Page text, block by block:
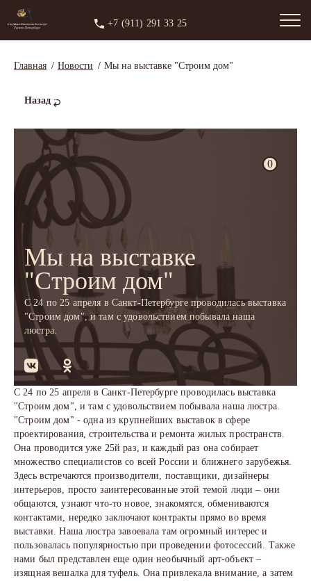
+7 (911) 291 33 25
0
Главная Новости Мы на выставке "Строим дом"
Назад
Мы на выставке
"Строим дом"
С 24 по 25 апреля в Санкт-Петербурге проводилась выставка
"Строим дом", и там с удовольствием побывала наша
люстра.
С 24 по 25 апреля в Санкт-Петербурге проводилась выставка
"Строим дом", и там с удовольствием побывала наша люстра.
"Строим дом" - одна из крупнейших выставок в сфере
проектирования, строительства и ремонта жилых пространств.
Она проводится уже 25й раз, и каждый раз она собирает
множество специалистов со всей России и ближнего зарубежья.
Здесь встречаются производители, поставщики, дизайнеры
интерьеров, просто заинтересованные этой темой люди – они
общаются, узнают что-то новое, знакомятся, обмениваются
контактами, нередко заключают контракты прямо во время
выставки. Наша люстра завоевала там огромный интерес и
пользовалась популярностью при проведении фотосессий. Также
нами был представлен еще один необычный арт-объект –
изящная вешалка для туфель. Она привлекала внимание, а затем